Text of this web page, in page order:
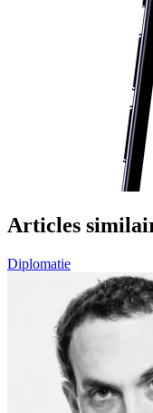
Articles
Diplomatie